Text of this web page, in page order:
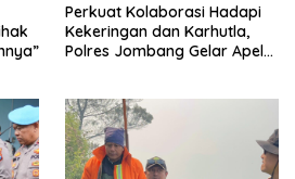
Perkuat Kolaborasi Hadapi
Kekeringan dan Karhutla,
Polres Jombang Gelar Apel